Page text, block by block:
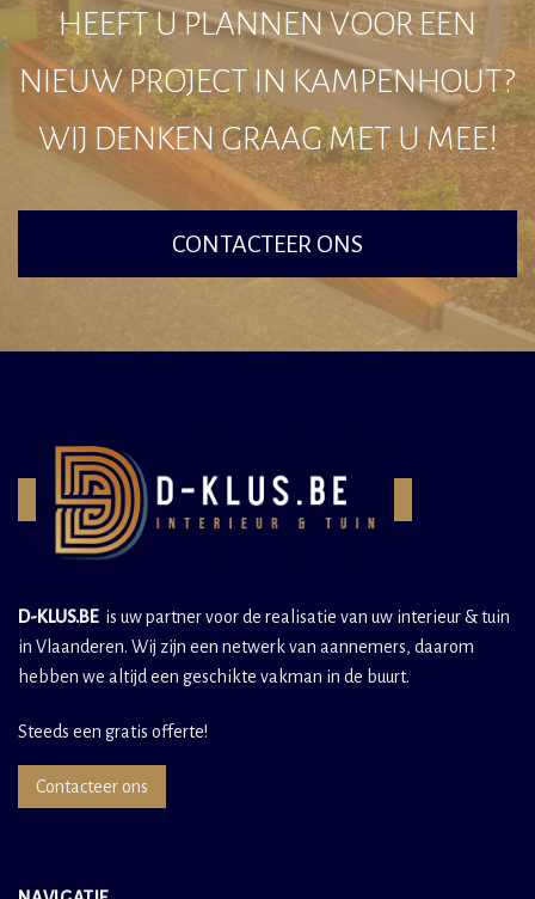
HEEFT U PLANNEN VOOR EEN
NIEUW PROJECT IN KAMPENHOUT?
WIJ DENKEN GRAAG MET U MEE!
CONTACTEER ONS
D-KLUS.BEis uw partner voor de realisatie van uw interieur & tuin
in Vlaanderen. Wij zijn een netwerk van aannemers, daarom
hebben we altijd een geschikte vakman in de buurt.
Steeds een gratis offerte!
Contacteer ons